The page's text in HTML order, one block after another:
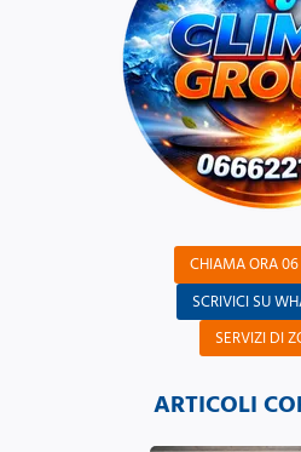
CHIAMA ORA 06
SCRIVICI SU
SERVIZI DI
ARTICOLI